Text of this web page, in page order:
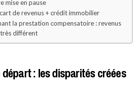
mise en pause
de revenus + crédit immobilier
la prestation compensatoire : revenus
différent
départ : les disparités créées